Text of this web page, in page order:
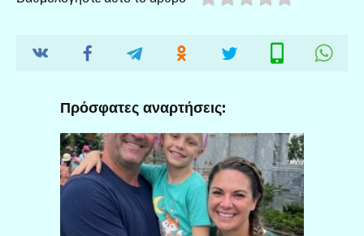
Πρόσφατες αναρτήσεις: